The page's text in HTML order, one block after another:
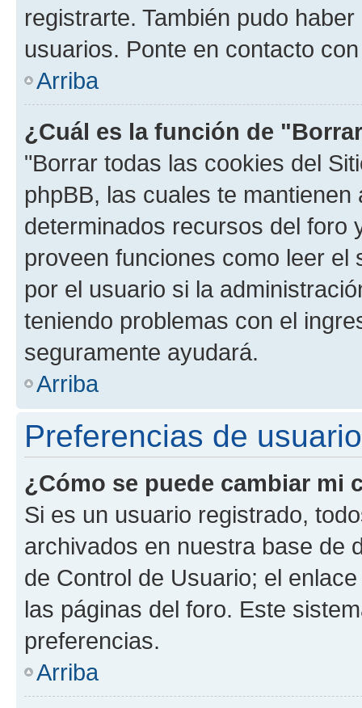
registrarte. También pudo
usuarios. Ponte en contacto
Arriba
¿Cuál es la función de
"Borrar todas las cookies del
phpBB, las cuales te
determinados recursos del foro
proveen funciones como leer el
por el usuario si la
teniendo problemas con el
seguramente ayudará.
Arriba
Preferencias de
¿Cómo se puede cambiar mi
Si es un usuario registrado,
archivados en nuestra base de
de Control de Usuario; el
las páginas del foro. Este
preferencias.
Arriba